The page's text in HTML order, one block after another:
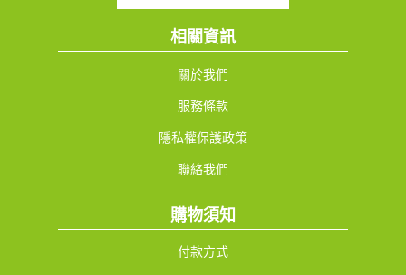
相關資訊
關於我們
服務條款
隱私權保護政策
聯絡我們
購物須知
付款方式